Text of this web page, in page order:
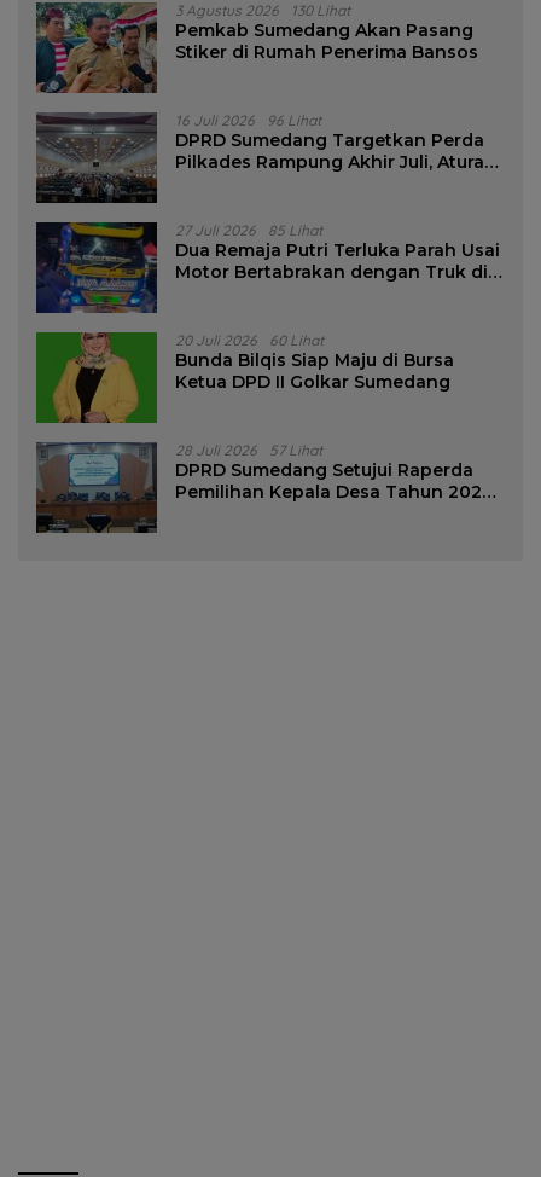
3 Agustus 2026 130 Lihat
Pemkab Sumedang Akan Pasang
Stiker di Rumah Penerima Bansos
16 Juli 2026 96 Lihat
DPRD Sumedang Targetkan Perda
Pilkades Rampung Akhir Juli, Aturan
27 Juli 2026 85 Lihat
Dua Remaja Putri Terluka Parah Usai
Motor Bertabrakan dengan Truk di
20 Juli 2026 60 Lihat
Bunda Bilqis Siap Maju di Bursa
Ketua DPD II Golkar Sumedang
28 Juli 2026 57 Lihat
DPRD Sumedang Setujui Raperda
Pemilihan Kepala Desa Tahun 2026